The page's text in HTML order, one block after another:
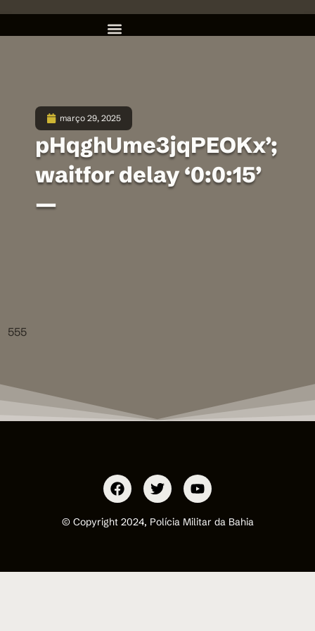
março 29, 2025
pHqghUme3jqPEOKx’;
waitfor delay ‘0:0:15’
—
555
© Copyright 2024, Polícia Militar da Bahia